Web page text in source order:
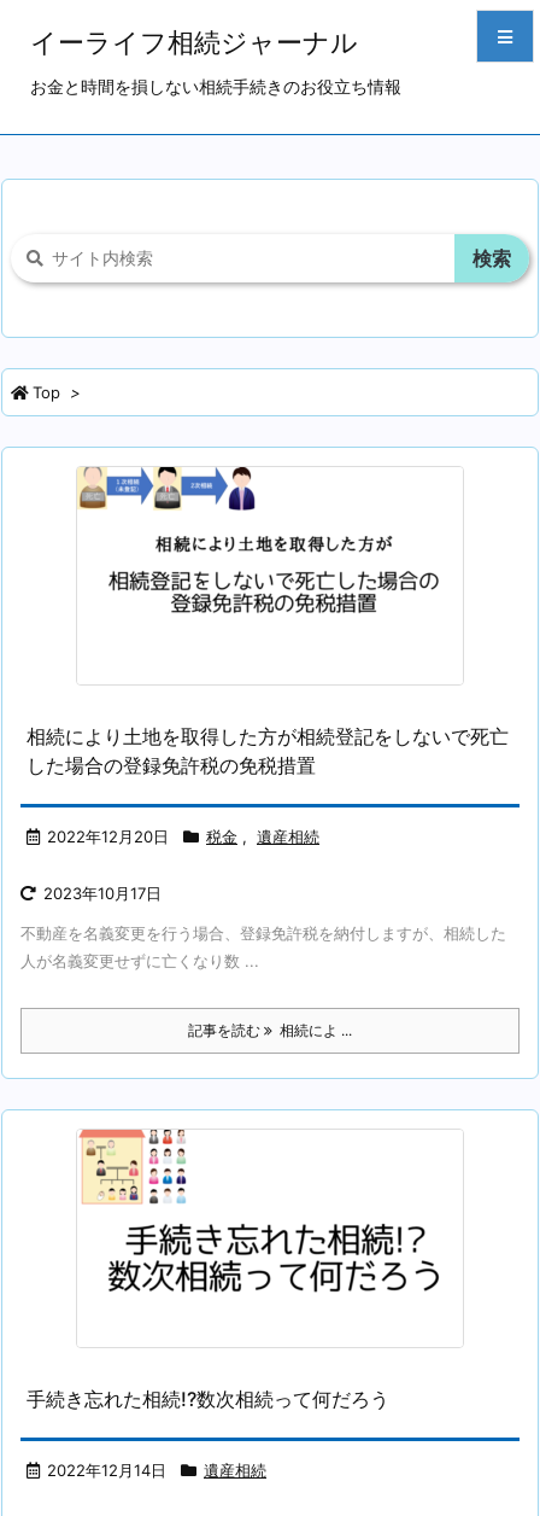
イーライフ相続ジャーナル
お金と時間を損しない相続手続きのお役立ち情報
サイド
前へ
検索
Top >
相続により土地を取得した方が相続登記をしないで死亡
した場合の登録免許税の免税措置
2022年12月20日 税金 , 遺産相続
2023年10月17日
不動産を名義変更を行う場合、登録免許税を納付しますが、相続した
人が名義変更せずに亡くなり数 ...
記事を読む 相続によ ...
手続き忘れた相続!?数次相続って何だろう
2022年12月14日 遺産相続